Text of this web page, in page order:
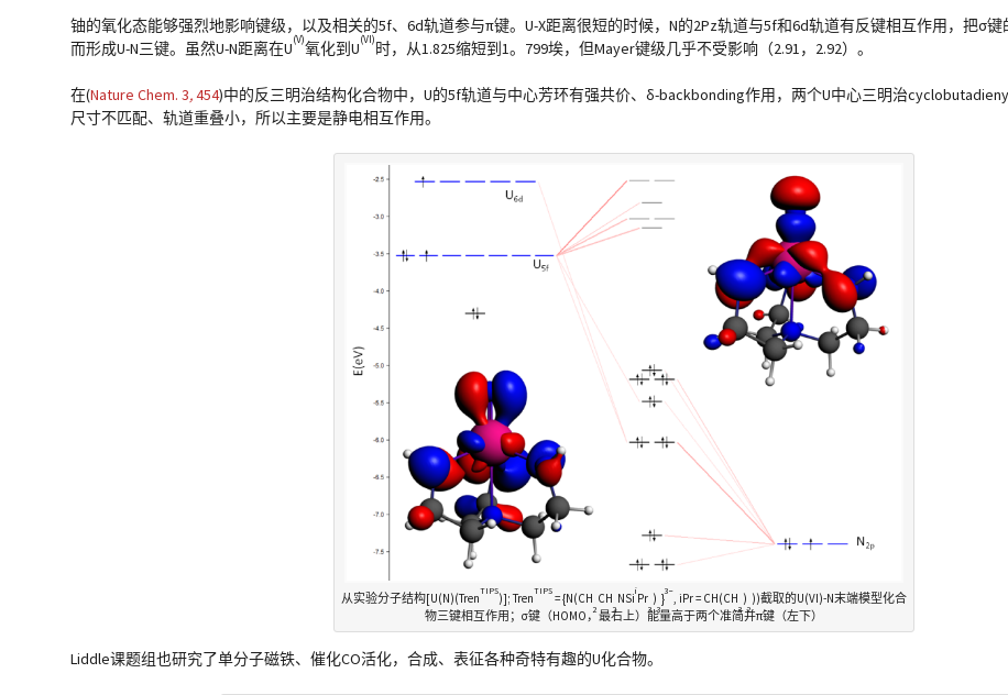
铀的氧化态能够强烈地影响键级，以及相关的5f、6d轨道参与π键。U-X距离很短的时候，N的2Pz轨道与5f和6d轨道有反键相互作用，把σ
而形成U-N三键。虽然U-N距离在U
(V)
氧化到U
(VI)
时，从1.825缩短到1。799埃，但Mayer键级几乎不受影响（2.91，2.92）。
在(Nature Chem.3,454)中的反三明治结构化合物中，U的5f轨道与中心芳环有强共价、δ-backbonding作用，两个U中心三明治
尺寸不匹配、轨道重叠小，所以主要是静电相互作用。
从实验分子结构[U(N)(Tren
TIPS
)]; Tren
TIPS
= {N(CH
2
CH
2
NSi
i
Pr
3
)
3
}
3−
, iPr = CH(CH
3
)
2
))截取的U(VI)-N末端模型化合
物三键相互作用；σ键（HOMO，最右上）能量高于两个准简并π键（左下）
Liddle课题组也研究了单分子磁铁、催化CO活化，合成、表征各种奇特有趣的U化合物。